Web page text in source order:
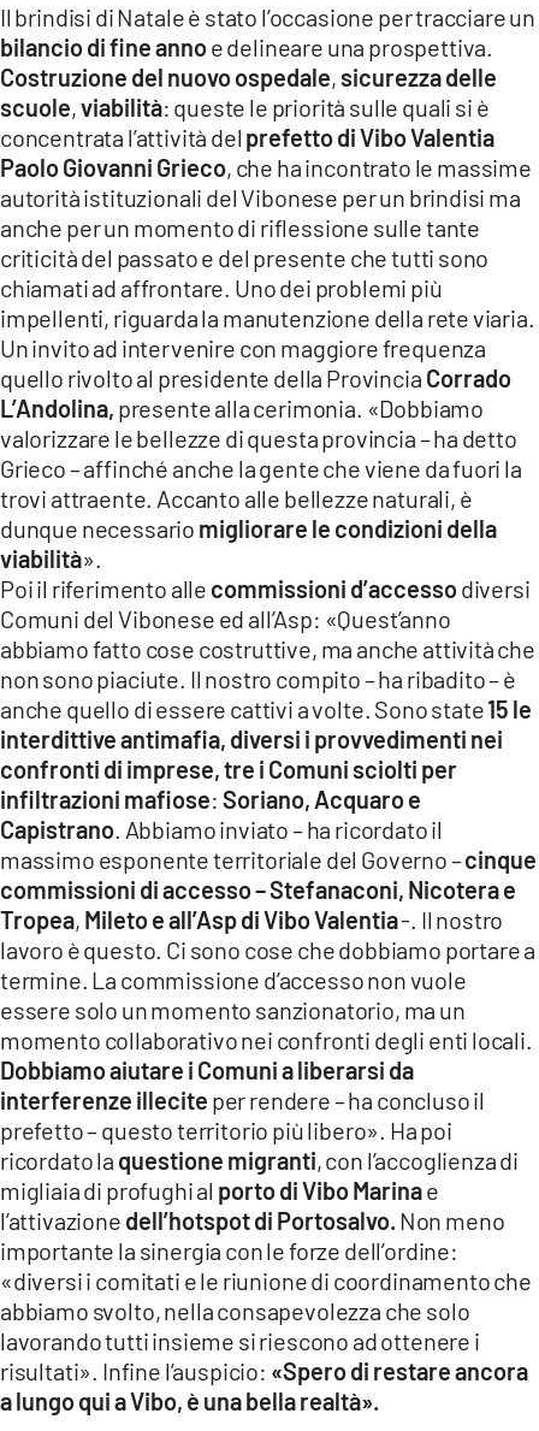
CATANZAROCHANNEL.IT
LACAPITALENEWS.IT
App
ANDROID
APPLE
Il brindisi di Natale è stato l’occasione per tracciare un
bilancio di fine annoe delineare una prospettiva.
Costruzione del nuovo ospedale, sicurezza delle
scuole,viabilità: queste le priorità sulle quali si è
concentrata l’attività del prefetto di Vibo Valentia
Paolo Giovanni Grieco, che ha incontrato le massime
autorità istituzionali del Vibonese per un brindisi ma
anche per un momento di riflessione sulle tante
criticità del passato e del presente che tutti sono
chiamati ad affrontare. Uno dei problemi più
impellenti, riguarda la manutenzione della rete viaria.
Un invito ad intervenire con maggiore frequenza
quello rivolto al presidente della Provincia Corrado
L’Andolina, presente alla cerimonia. «Dobbiamo
valorizzare le bellezze di questa provincia – ha detto
Grieco – affinché anche la gente che viene da fuori la
trovi attraente. Accanto alle bellezze naturali, è
dunque necessario migliorare le condizioni della
viabilità».
Poi il riferimento alle commissioni d’accessodiversi
Comuni del Vibonese ed all’Asp: «Quest’anno
abbiamo fatto cose costruttive, ma anche attività che
non sono piaciute. Il nostro compito – ha ribadito – è
anche quello di essere cattivi a volte. Sono state15 le
interdittive antimafia, diversi i provvedimenti nei
confronti di imprese, tre i Comuni sciolti per
infiltrazioni mafiose: Soriano, Acquaro e
Capistrano . Abbiamo inviato – ha ricordato il
massimo esponente territoriale del Governo –cinque
commissioni di accesso– Stefanaconi, Nicotera e
Tropea, Miletoe all’Asp di Vibo Valentia-. Il nostro
lavoro è questo. Ci sono cose che dobbiamo portare a
termine. La commissione d’accesso non vuole
essere solo un momento sanzionatorio, ma un
momento collaborativo nei confronti degli enti locali.
Dobbiamo aiutare i Comuni a liberarsi da
interferenze illecite per rendere – ha concluso il
prefetto – questo territorio più libero». Ha poi
ricordato la questione migranti, con l’accoglienza di
migliaia di profughi al porto di Vibo Marinae
l’attivazione dell’hotspot di Portosalvo. Non meno
importante la sinergia con le forze dell’ordine:
«diversi i comitati e le riunione di coordinamento che
abbiamo svolto, nella consapevolezza che solo
lavorando tutti insieme si riescono ad ottenere i
risultati». Infine l’auspicio: «Spero di restare ancora
a lungo qui a Vibo, è una bella realtà».